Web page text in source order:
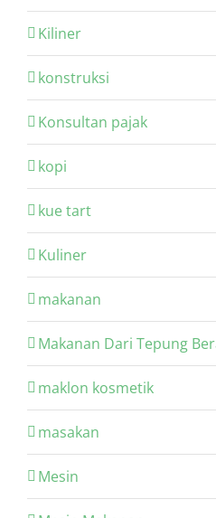
Kiliner
konstruksi
Konsultan pajak
kopi
kue tart
Kuliner
makanan
Makanan Dari Tepung
maklon kosmetik
masakan
Mesin